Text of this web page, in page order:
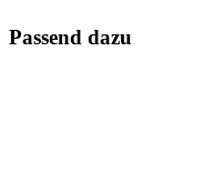
Passend dazu